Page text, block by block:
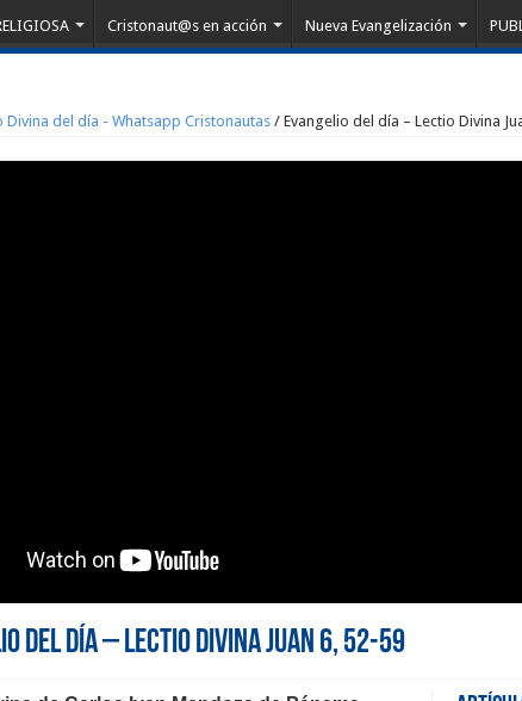
Cristonaut@s en acción Nueva Evangelización
Divina del día - Whatsapp Cristonautas / Evangelio del día – Lectio Divina
del día – Lectio Divina Juan 6, 52-59